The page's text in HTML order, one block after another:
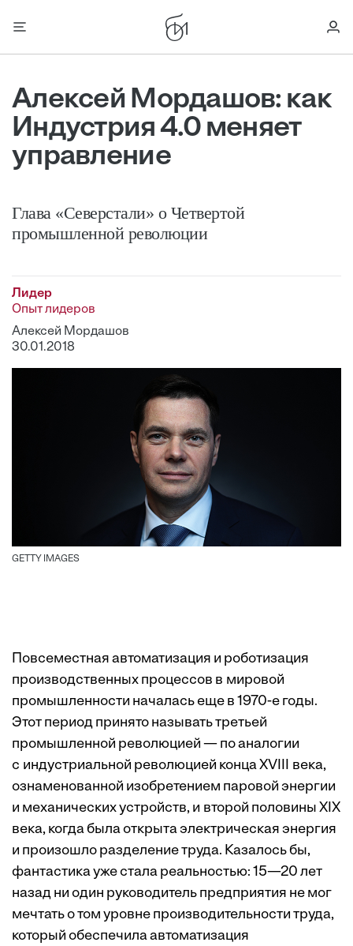
Алексей Мордашов: как
Индустрия 4.0 меняет
управление
Глава «Северстали» о Четвертой
промышленной революции
Лидер
Опыт лидеров
Алексей Мордашов
30.01.2018
GETTY IMAGES
Повсеместная автоматизация и роботизация
производственных процессов в мировой
промышленности началась еще в 1970-е годы.
Этот период принято называть третьей
промышленной революцией — по аналогии
с индустриальной революцией конца XVIII века,
ознаменованной изобретением паровой энергии
и механических устройств, и второй половины XIX
века, когда была открыта электрическая энергия
и произошло разделение труда. Казалось бы,
фантастика уже стала реальностью: 15—20 лет
назад ни один руководитель предприятия не мог
мечтать о том уровне производительности труда,
который обеспечила автоматизация